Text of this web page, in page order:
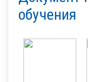
обучения